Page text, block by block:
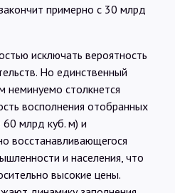
примерно с 30 млрд
исключать вероятность
Но единственный
неминуемо столкнется
восполнения отобранных
60 млрд куб. м) и
восстанавливающегося
и населения, что
высокие цены.